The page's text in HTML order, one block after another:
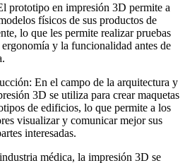
prototipo en impresión 3D permite a
físicos de sus productos de
lo que les permite realizar pruebas
y la funcionalidad antes de
En el campo de la arquitectura y
3D se utiliza para crear maquetas
de edificios, lo que permite a los
visualizar y comunicar mejor sus
interesadas.
médica, la impresión 3D se